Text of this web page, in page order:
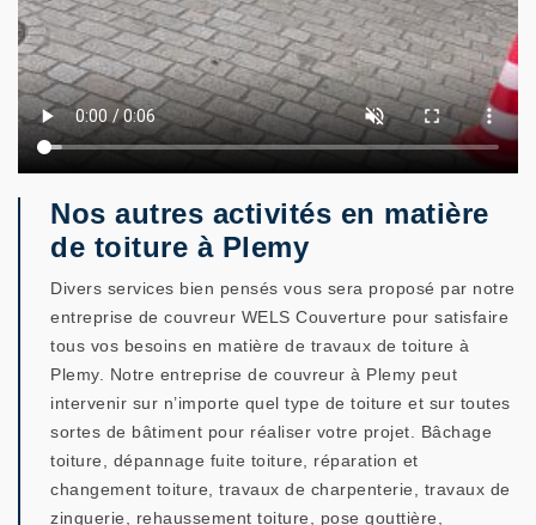
Nos autres activités en matière
de toiture à Plemy
Divers services bien pensés vous sera proposé par notre
entreprise de couvreur WELS Couverture pour satisfaire
tous vos besoins en matière de travaux de toiture à
Plemy. Notre entreprise de couvreur à Plemy peut
intervenir sur n’importe quel type de toiture et sur toutes
sortes de bâtiment pour réaliser votre projet. Bâchage
toiture, dépannage fuite toiture, réparation et
changement toiture, travaux de charpenterie, travaux de
zinguerie, rehaussement toiture, pose gouttière,